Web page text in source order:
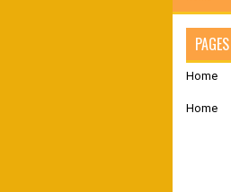
PAGES
Home
Home